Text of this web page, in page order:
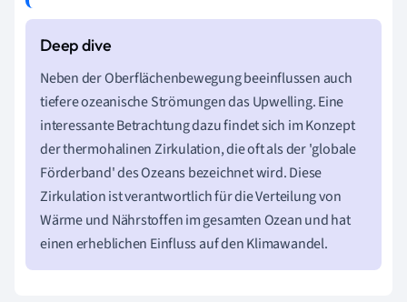
Neben der Oberflächenbewegung beeinflussen auch
tiefere ozeanische Strömungen das Upwelling. Eine
interessante Betrachtung dazu findet sich im Konzept
der thermohalinen Zirkulation, die oft als der 'globale
Förderband' des Ozeans bezeichnet wird. Diese
Zirkulation ist verantwortlich für die Verteilung von
Wärme und Nährstoffen im gesamten Ozean und hat
einen erheblichen Einfluss auf den Klimawandel.